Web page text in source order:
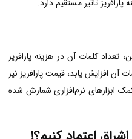
تاثیر مستقیم دارد.
کلمات آن در هزینه پارافریز
افزایش یابد، قیمت پارافریز نیز
ابزارهای نرم‌افزاری شمارش شده